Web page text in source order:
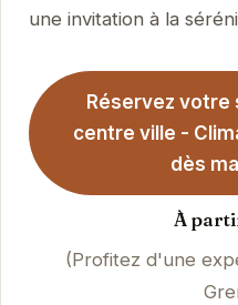
une invitation à la
Réservez votre
centre ville -
dès
À
(Profitez d'une